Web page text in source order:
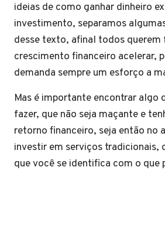
ideias de como ganhar dinheiro
investimento, separamos
desse texto, afinal todos querem
crescimento financeiro acelerar,
demanda sempre um esforço a
Mas é importante encontrar algo
fazer, que não seja maçante e
retorno financeiro, seja então no
investir em serviços tradicionais,
que você se identifica com o que